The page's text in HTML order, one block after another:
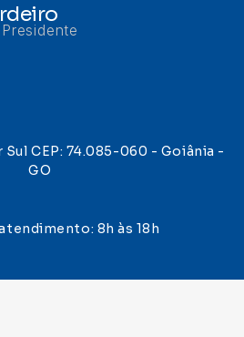
Presidente
Sul CEP: 74.085-060 - Goiânia -
GO
8h às 18h